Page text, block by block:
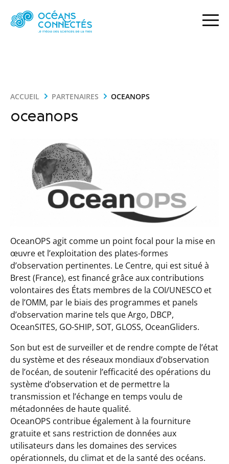
ACCUEIL PARTENAIRES OCEANOPS
OceanOPS
OceanOPS agit comme un point focal pour la mise en
œuvre et l’exploitation des plates-formes
d’observation pertinentes. Le Centre, qui est situé à
Brest (France), est financé grâce aux contributions
volontaires des États membres de la COI/UNESCO et
de l’OMM, par le biais des programmes et panels
d’observation marine tels que Argo, DBCP,
OceanSITES, GO-SHIP, SOT, GLOSS, OceanGliders.
Son but est de surveiller et de rendre compte de l’état
du système et des réseaux mondiaux d’observation
de l’océan, de soutenir l’efficacité des opérations du
système d’observation et de permettre la
transmission et l’échange en temps voulu de
métadonnées de haute qualité.
OceanOPS contribue également à la fourniture
gratuite et sans restriction de données aux
utilisateurs dans les domaines des services
opérationnels, du climat et de la santé des océans.